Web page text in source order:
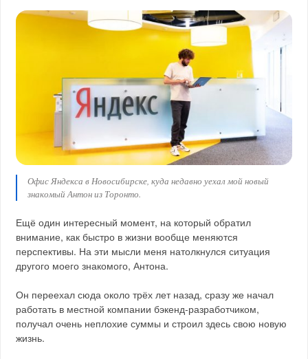
Офис Яндекса в Новосибирске, куда недавно уехал мой новый
знакомый Антон из Торонто.
Ещё один интересный момент, на который обратил
внимание, как быстро в жизни вообще меняются
перспективы. На эти мысли меня натолкнулся ситуация
другого моего знакомого, Антона.
Он переехал сюда около трёх лет назад, сразу же начал
работать в местной компании бэкенд-разработчиком,
получал очень неплохие суммы и строил здесь свою новую
жизнь.